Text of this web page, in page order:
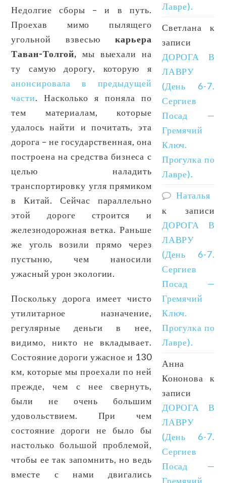
Недолгие сборы – и в путь.
Проехав мимо пылящего
угольной взвесьюкарьера
Таван-Толгой, мы выехали на
ту самую дорогу, которую я
анонсировала в предыдущей
части. Насколько я поняла по
тем материалам, которые
удалось найти и почитать, эта
дорога – не государственная, она
построена на средства бизнеса с
целью наладить
транспортировку угля прямиком
в Китай. Сейчас параллельно
этой дороге строится и
железнодорожная ветка. Раньше
же уголь возили прямо через
пустыню, чем наносили
ужасный урон экологии.
Поскольку дорога имеет чисто
утилитарное назначение,
регулярные деньги в нее,
видимо, никто не вкладывает.
Состояние дороги ужасное и 130
км, которые мы проехали по ней
прежде, чем с нее свернуть,
были не очень большим
удовольствием. При чем
состояние дороги не было бы
настолько большой проблемой,
чтобы ее так запомнить, но ведь
вместе с нами двигались
Лавре).
Светлана к
записи
ДОРОГА В
ЛАВРУ
(День 6-7.
Сергиев
Посад —
Гремячий
Ключ.
Прогулка по
Лавре).
Наталья
к записи
ДОРОГА В
ЛАВРУ
(День 6-7.
Сергиев
Посад —
Гремячий
Ключ.
Прогулка по
Лавре).
Анна
Кононова к
записи
ДОРОГА В
ЛАВРУ
(День 6-7.
Сергиев
Посад —
Гремячий